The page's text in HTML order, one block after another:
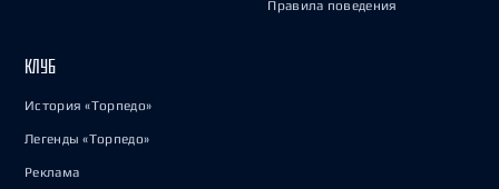
Правила поведения
КЛУБ
История «Торпедо»
Легенды «Торпедо»
Реклама